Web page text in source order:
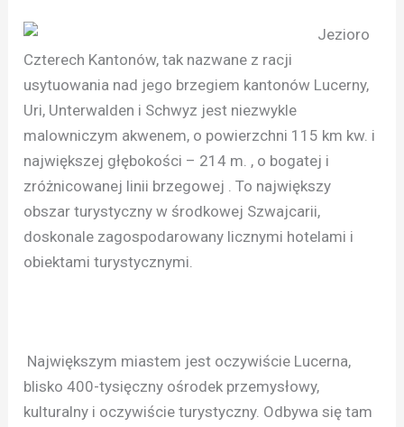
Jezioro
Czterech Kantonów, tak nazwane z racji
usytuowania nad jego brzegiem kantonów Lucerny,
Uri, Unterwalden i Schwyz jest niezwykle
malowniczym akwenem, o powierzchni 115 km kw. i
największej głębokości – 214 m. , o bogatej i
zróżnicowanej linii brzegowej . To największy
obszar turystyczny w środkowej Szwajcarii,
doskonale zagospodarowany licznymi hotelami i
obiektami turystycznymi.
Największym miastem jest oczywiście Lucerna,
blisko 400-tysięczny ośrodek przemysłowy,
kulturalny i oczywiście turystyczny. Odbywa się tam